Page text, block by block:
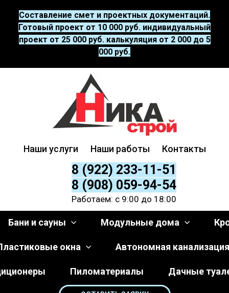
Составление смет и проектных документаций.
Готовый проект от 10 000 руб. индивидуальный
проект от 25 000 руб. калькуляция от 2 000 до 5
000 руб.
Наши услуги Наши работы Контакты
8 (922) 233-11-51
8 (908) 059-94-54
Работаем: с 9:00 до 18:00
Бани и сауны Модульные дома
окна Автономная канализация
Пиломатериалы Дачные